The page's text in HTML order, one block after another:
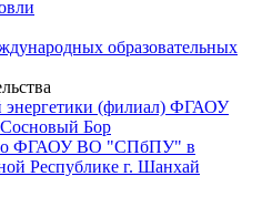
образовательных
энергетики (филиал) ФГАОУ
Бор
ФГАОУ ВО "СПбПУ" в
Республике г. Шанхай